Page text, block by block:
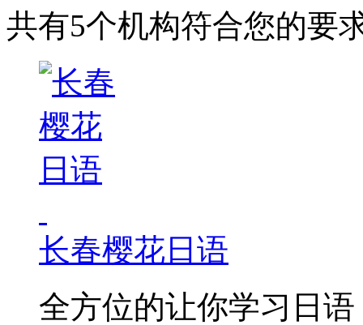
共有5个机构符合您的要
长春樱花日语
全方位的让你学习日